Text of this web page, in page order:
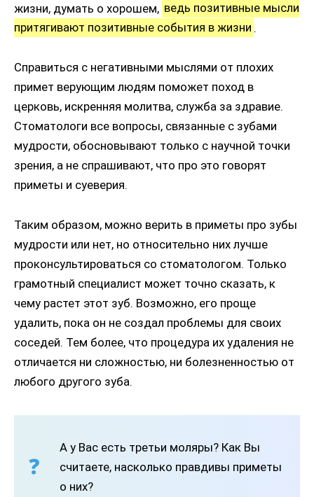
жизни, думать о хорошем, ведь позитивные мысли
притягивают позитивные события в жизни .
Справиться с негативными мыслями от плохих
примет верующим людям поможет поход в
церковь, искренняя молитва, служба за здравие.
Стоматологи все вопросы, связанные с зубами
мудрости, обосновывают только с научной точки
зрения, а не спрашивают, что про это говорят
приметы и суеверия.
Таким образом, можно верить в приметы про зубы
мудрости или нет, но относительно них лучше
проконсультироваться со стоматологом. Только
грамотный специалист может точно сказать, к
чему растет этот зуб. Возможно, его проще
удалить, пока он не создал проблемы для своих
соседей. Тем более, что процедура их удаления не
отличается ни сложностью, ни болезненностью от
любого другого зуба.
А у Вас есть третьи моляры? Как Вы
считаете, насколько правдивы приметы
о них?